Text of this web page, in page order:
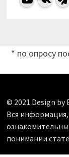
* по опросу
© 2021 Design by
Вся информация,
понимании